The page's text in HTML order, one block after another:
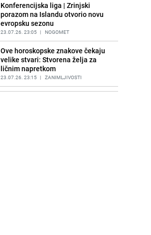
Konferencijska liga | Zrinjski
porazom na Islandu otvorio novu
evropsku sezonu
23.07.26. 23:05 | NOGOMET
Ove horoskopske znakove čekaju
velike stvari: Stvorena želja za
ličnim napretkom
23.07.26. 23:15 | ZANIMLJIVOSTI